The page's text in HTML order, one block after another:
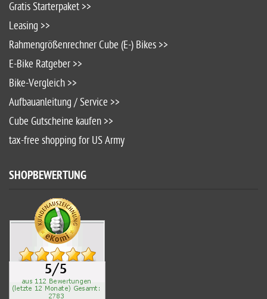
Gratis Starterpaket >>
Leasing >>
Rahmengrößenrechner Cube (E-) Bikes >>
E-Bike Ratgeber >>
Bike-Vergleich >>
Aufbauanleitung / Service >>
Cube Gutscheine kaufen >>
tax-free shopping for US Army
SHOPBEWERTUNG